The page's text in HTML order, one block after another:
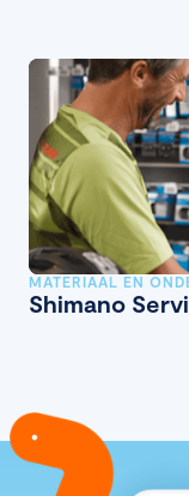
MATERIAAL EN
Shimano